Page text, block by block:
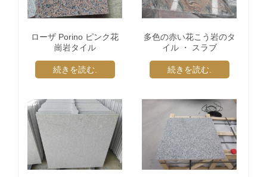
ローザ Porino ピンク花
崗岩タイル
続きを読む.
多色の赤い花こう岩のタ
イル ・ スラブ
続きを読む.